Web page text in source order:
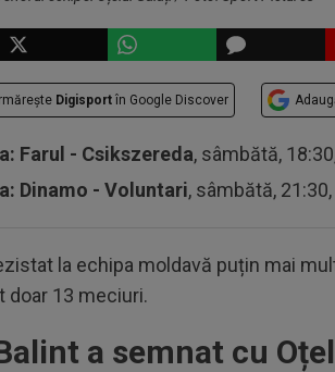
Digisport în Google Discover
Farul - Csikszereda, sâmbătă,
Dinamo - Voluntari, sâmbătă, 21:30,
la echipa moldavă puțin mai
doar 13 meciuri.
a semnat cu